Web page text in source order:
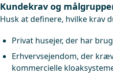
Kundekrav og
Husk at definere, hvilke krav
Privat husejer, der har
Erhvervsejendom, der
kommercielle